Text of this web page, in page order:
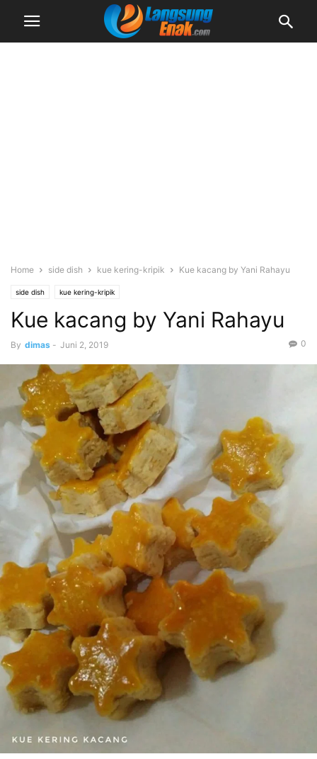
Home side dish kue kering-kripik Kue kacang by Yani Rahayu
side dish kue kering-kripik
Kue kacang by Yani Rahayu
By dimas - Juni 2, 2019 0